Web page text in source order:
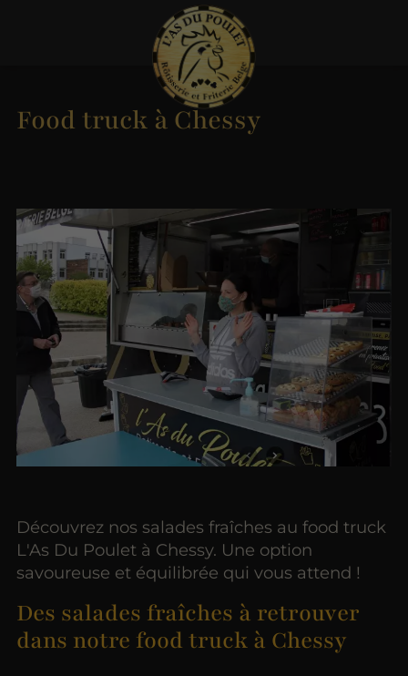
Food truck à Chessy
Découvrez nos salades fraîches au food truck
L'As Du Poulet à Chessy. Une option
savoureuse et équilibrée qui vous attend !
Des salades fraîches à retrouver
dans notre food truck à Chessy